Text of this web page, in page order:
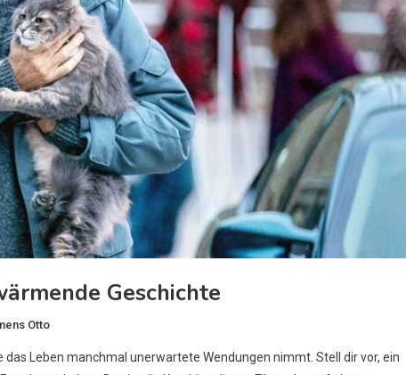
Geschichte
Otto
Leben manchmal unerwartete Wendungen nimmt. Stell dir vor, ein